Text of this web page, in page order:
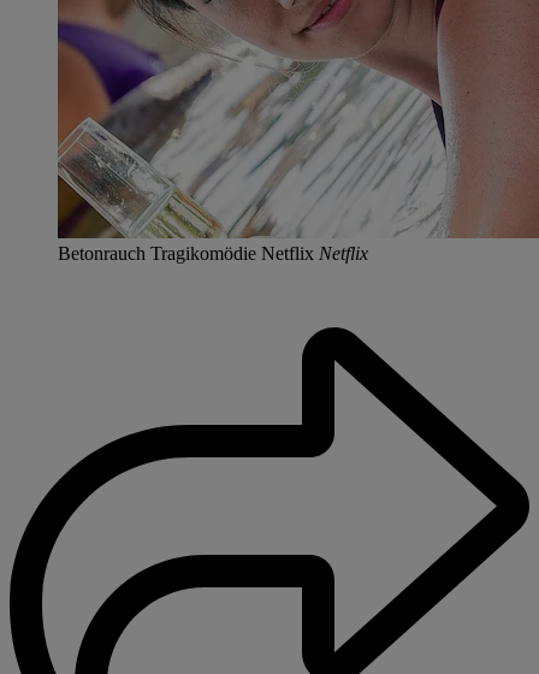
Betonrauch Tragikomödie Netflix Netflix